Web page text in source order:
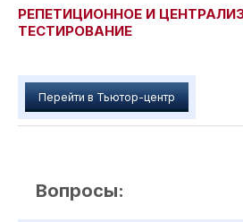
РЕПЕТИЦИОННОЕ И
ТЕСТИРОВАНИЕ
Перейти в Тьютор-центр
Вопросы: